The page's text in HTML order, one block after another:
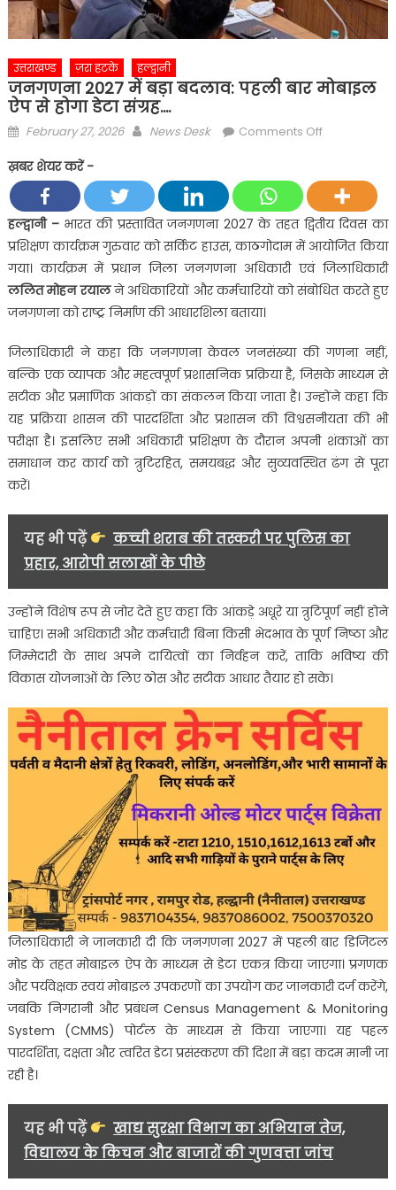
उत्तराखण्ड ज़रा हटके हल्द्वानी
जनगणना 2027 में बड़ा बदलाव: पहली बार मोबाइल
ऐप से होगा डेटा संग्रह….
Posted
February 27, 2026 Author
News Desk Comments Offon
बड़ा
बदलाव:
पहली
बार
मोबाइल
होगा
डेटा
संग्रह….
ख़बर शेयर करें -
हल्द्वानी –भारत की प्रस्तावित जनगणना 2027 के तहत द्वितीय दिवस का
प्रशिक्षण कार्यक्रम गुरुवार को सर्किट हाउस, काठगोदाम में आयोजित किया
गया। कार्यक्रम में प्रधान जिला जनगणना अधिकारी एवं जिलाधिकारी
ललित मोहन रयालने अधिकारियों और कर्मचारियों को संबोधित करते हुए
जनगणना को राष्ट्र निर्माण की आधारशिला बताया।
जिलाधिकारी ने कहा कि जनगणना केवल जनसंख्या की गणना नहीं,
बल्कि एक व्यापक और महत्वपूर्ण प्रशासनिक प्रक्रिया है, जिसके माध्यम से
सटीक और प्रमाणिक आंकड़ों का संकलन किया जाता है। उन्होंने कहा कि
यह प्रक्रिया शासन की पारदर्शिता और प्रशासन की विश्वसनीयता की भी
परीक्षा है। इसलिए सभी अधिकारी प्रशिक्षण के दौरान अपनी शंकाओं का
समाधान कर कार्य को त्रुटिरहित, समयबद्ध और सुव्यवस्थित ढंग से पूरा
करें।
यह भी पढ़ें
कच्ची शराब की तस्करी पर पुलिस का
प्रहार, आरोपी सलाखों के पीछे
उन्होंने विशेष रूप से जोर देते हुए कहा कि आंकड़े अधूरे या त्रुटिपूर्ण नहीं होने
चाहिए। सभी अधिकारी और कर्मचारी बिना किसी भेदभाव के पूर्ण निष्ठा और
जिम्मेदारी के साथ अपने दायित्वों का निर्वहन करें, ताकि भविष्य की
विकास योजनाओं के लिए ठोस और सटीक आधार तैयार हो सके।
जिलाधिकारी ने जानकारी दी कि जनगणना 2027 में पहली बार डिजिटल
मोड के तहत मोबाइल ऐप के माध्यम से डेटा एकत्र किया जाएगा। प्रगणक
और पर्यवेक्षक स्वयं मोबाइल उपकरणों का उपयोग कर जानकारी दर्ज करेंगे,
जबकि निगरानी और प्रबंधन Census Management & Monitoring
System (CMMS) पोर्टल के माध्यम से किया जाएगा। यह पहल
पारदर्शिता, दक्षता और त्वरित डेटा प्रसंस्करण की दिशा में बड़ा कदम मानी जा
रही है।
यह भी पढ़ें
खाद्य सुरक्षा विभाग का अभियान तेज,
विद्यालय के किचन और बाजारों की गुणवत्ता जांच